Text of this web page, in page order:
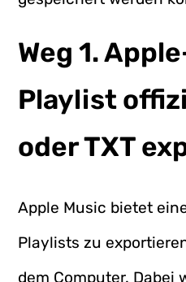
Weg 1.
Playlist
oder TXT
Apple Music bietet
Playlists zu
dem Computer. Dabei